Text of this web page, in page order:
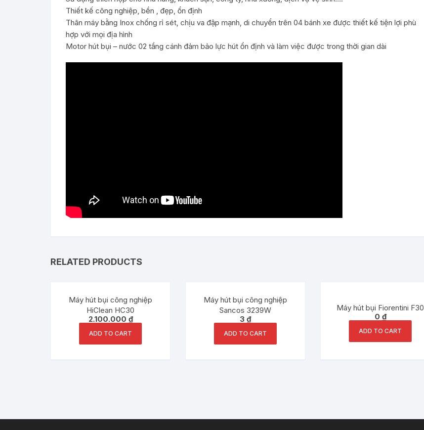
Thiết kế công nghiệp, bền , đẹp, ổn định
Thân máy bằng Inox chống rỉ sét, chịu va đập mạnh, di chuyển trên 04 bánh xe được thiết kế tiện lợi phù
hợp với mọi địa hình
Motor hút bụi – nước 02 tầng cánh đảm bảo lực hút ổn định và làm việc được trong thời gian dài
RELATED PRODUCTS
Máy hút bụi công nghiệp
HiClean HC30
2.100.000 ₫
ADD TO CART
Máy hút bụi công nghiệp
Sancos 3239W
3 ₫
ADD TO CART
Máy hút bụi Fiorentini F30
0 ₫
ADD TO CART